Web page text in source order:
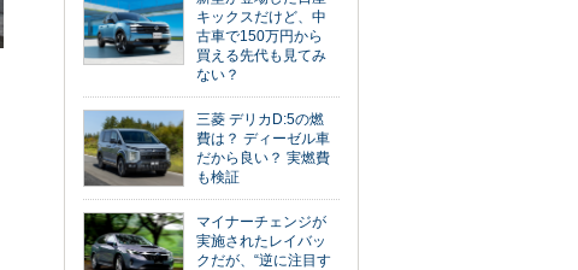
キックスだけど、中
古車で150万円から
買える先代も見てみ
ない？
三菱 デリカD:5の燃
費は？ ディーゼル車
だから良い？ 実燃費
も検証
マイナーチェンジが
実施されたレイバッ
クだが、“逆に注目す